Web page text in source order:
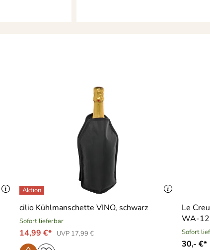
cilio Kühlmanschette VINO, schwarz
Sofort lieferbar
14,99 €* UVP 17,99 €
Le
WA-
Sofort
30,- €*